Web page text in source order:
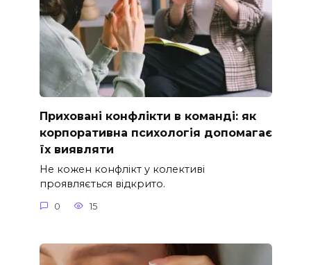
Приховані конфлікти в команді: як
корпоративна психологія допомагає
їх виявляти
Не кожен конфлікт у колективі
проявляється відкрито.
0 15